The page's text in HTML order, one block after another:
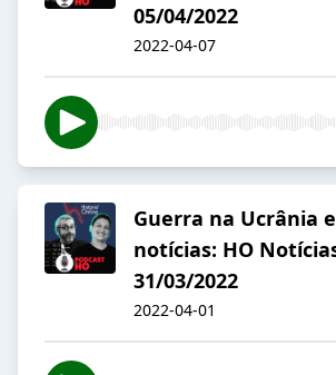
05/04/2022
2022-04-07
Guerra na Ucrânia
notícias: HO
31/03/2022
2022-04-01